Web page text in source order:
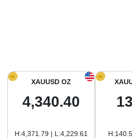
Precio del Oro hoy en América
XAUUSD OZ
4,340.40
H:4,371.79 | L:4,229.61